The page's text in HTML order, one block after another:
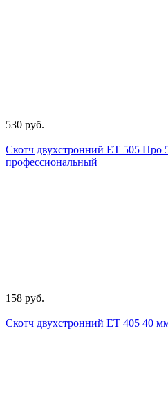
530 руб.
Скотч двухстронний ЕТ 505 Про
профессиональный
158 руб.
Скотч двухстронний ЕТ 405 40